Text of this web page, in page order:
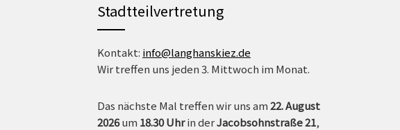
Stadtteilvertretung
Kontakt: info@langhanskiez.de
Wir treffen uns jeden 3. Mittwoch im Monat.
Das nächste Mal treffen wir uns am22. August
2026um 18.30 Uhrin derJacobsohnstraße 21,